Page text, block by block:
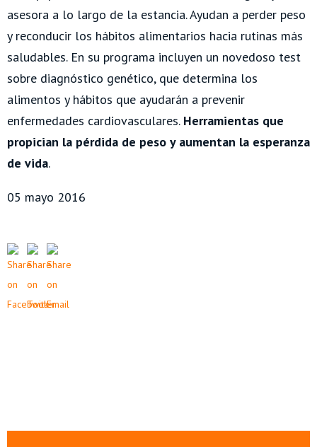
asesora a lo largo de la estancia. Ayudan a perder peso
y reconducir los hábitos alimentarios hacia rutinas más
saludables. En su programa incluyen un novedoso test
sobre diagnóstico genético, que determina los
alimentos y hábitos que ayudarán a prevenir
enfermedades cardiovasculares. Herramientas que
propician la pérdida de peso y aumentan la esperanza
de vida.
05 mayo 2016